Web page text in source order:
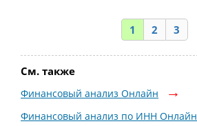
1 2 3
См. также
Финансовый анализ Онлайн
Финансовый анализ по ИНН Онлайн